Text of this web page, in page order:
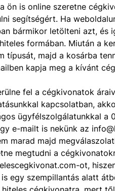
ön is online szeretne
segítségért. Ha
bármikor letölteni azt, és
formában. Miután a
típusát, majd a kosárba
kapja meg a kívánt
fel a cégkivonatok
kapcsolatban,
ügyfélszolgálatunkkal a
e-mailt is nekünk az
marad majd
megtudni a
ot,
egy szempillantás alatt